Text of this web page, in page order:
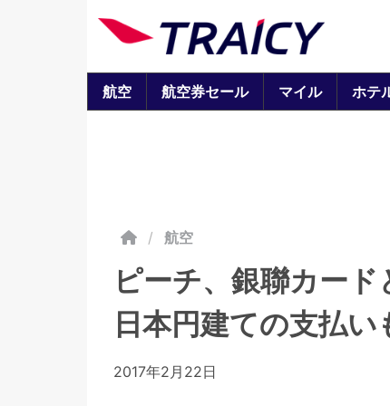
航空 航空券セール マイル ホテ
/ 航空
ピーチ、銀聯カー
日本円建ての支払い
2017年2月22日